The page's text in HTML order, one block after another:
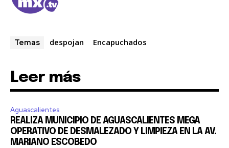
Temas despojan Encapuchados
Leer más
Aguascalientes
REALIZA MUNICIPIO DE AGUASCALIENTES MEGA
OPERATIVO DE DESMALEZADO Y LIMPIEZA EN LA AV.
MARIANO ESCOBEDO